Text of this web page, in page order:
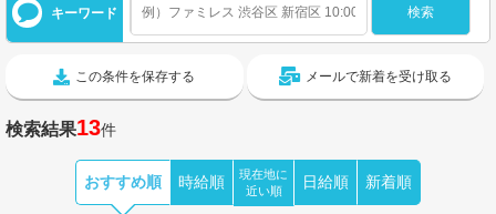
キーワード
この条件を保存する メールで新着を受け取る
検索結果13件
おすすめ順 時給順
現在地に
近い順
日給順 新着順